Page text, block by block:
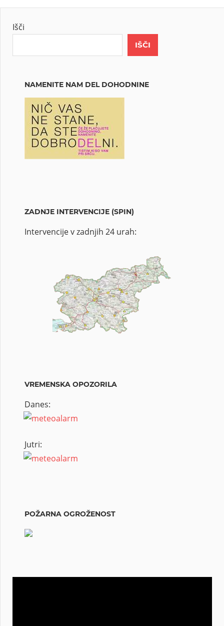
Išči
IŠČI
NAMENITE NAM DEL DOHODNINE
ZADNJE INTERVENCIJE (SPIN)
Intervencije v zadnjih 24 urah:
VREMENSKA OPOZORILA
Danes:
Jutri:
POŽARNA OGROŽENOST